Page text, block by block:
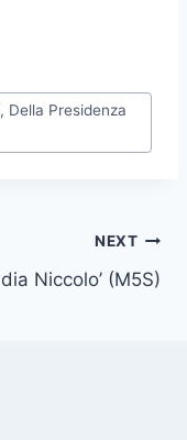
Della Presidenza
NEXT
Niccolo’ (M5S)